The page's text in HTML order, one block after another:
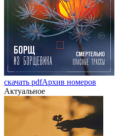
скачать pdfАрхив номеров
Актуальное